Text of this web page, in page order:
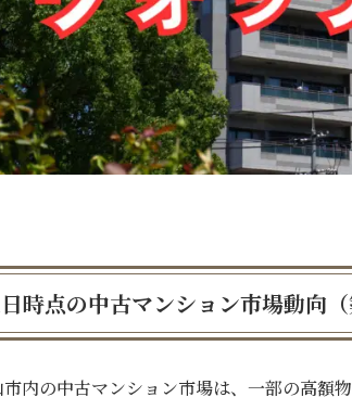
時点の中古マンション市場動向（
市内の中古マンション市場は、一部の高額